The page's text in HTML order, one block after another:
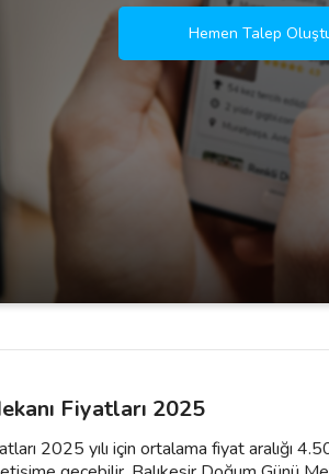
Hemen Talep
Fiyatları 2025
2025 yılı için ortalama fiyat aralığı